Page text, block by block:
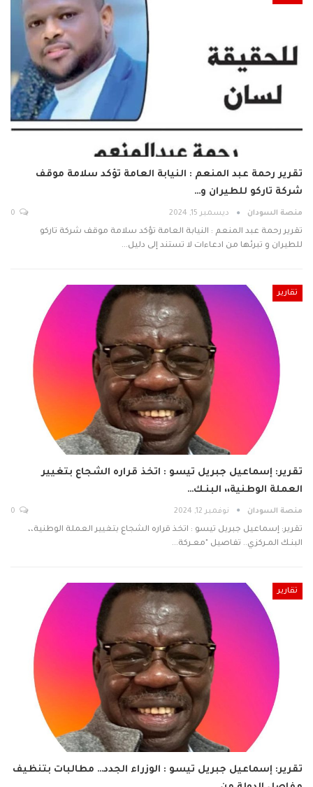
تقرير رحمة عبد المنعم : النيابة العامة تؤكد سلامة موقف
شركة تاركو للطيران و…
منصة السودان ديسمبر 15, 2024
تقرير رحمة عبد المنعم : النيابة العامة تؤكد سلامة موقف شركة تاركو
للطيران و تبرئها من ادعاءات لا تستند إلى دليل…
تقارير
تقرير: إسماعيل جبريل تيسو : اتخذ قراره الشجاع بتغيير
العملة الوطنية،، البنـك…
منصة السودان نوفمبر 12, 2024
تقرير: إسماعيل جبريل تيسو : اتخذ قراره الشجاع بتغيير العملة الوطنية،،
البنـك المـركزي.. تفاصيل "معـركة…
تقارير
تقرير: إسماعيل جبريل تيسو : الوزراء الجدد… مطالبات بتنظيف